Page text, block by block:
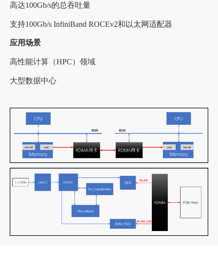
高达100Gb/s的总吞吐量
支持100Gb/s InfiniBand ROCEv2和以太网适配器
应用场景
高性能计算（HPC）领域
大型数据中心